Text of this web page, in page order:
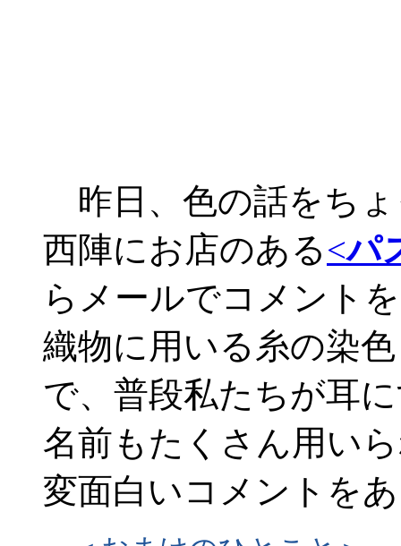
昨日、色の話をち
西陣にお店のある<パ
らメールでコメント
織物に用いる糸の染
で、普段私たちが耳
名前もたくさん用い
変面白いコメントを